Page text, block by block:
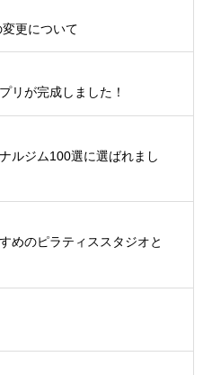
更について
リが完成しました！
ルジム100選に選ばれまし
めのピラティススタジオと